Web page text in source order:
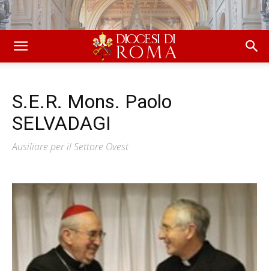
S.E.R. Mons. Paolo
SELVADAGI
Ausiliare per il Settore Ovest